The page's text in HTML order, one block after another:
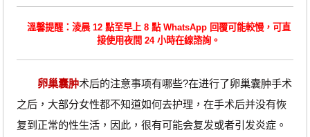
溫馨提醒：淩晨 12 點至早上 8 點 WhatsApp 回覆可能較慢，可直
接使用夜間 24 小時在線諮詢。
卵巢囊肿术后的注意事项有哪些?在进行了卵巢囊肿手术
之后，大部分女性都不知道如何去护理，在手术后并没有恢
复到正常的性生活，因此，很有可能会复发或者引发炎症。